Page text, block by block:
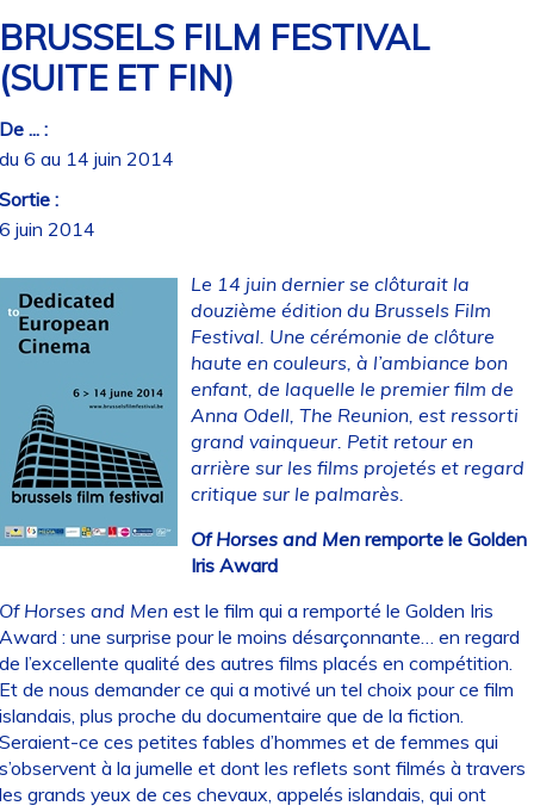
FILM FESTIVAL
ET FIN)
... :
6 au 14 juin 2014
:
juin 2014
Le 14 juin dernier se clôturait la
douzième édition du Brussels Film
Festival. Une cérémonie de clôture
haute en couleurs, à l’ambiance bon
enfant, de laquelle le premier film de
Anna Odell, The Reunion, est ressorti
grand vainqueur. Petit retour en
arrière sur les films projetés et regard
critique sur le palmarès.
Of Horses and Men remporte le Golden
Iris Award
Horses and Menest le film qui a remporté le Golden Iris
: une surprise pour le moins désarçonnante… en regard
l’excellente qualité des autres films placés en compétition.
de nous demander ce qui a motivé un tel choix pour ce film
plus proche du documentaire que de la fiction.
ce ces petites fables d’hommes et de femmes qui
à la jumelle et dont les reflets sont filmés à travers
grands yeux de ces chevaux, appelés islandais, qui ont